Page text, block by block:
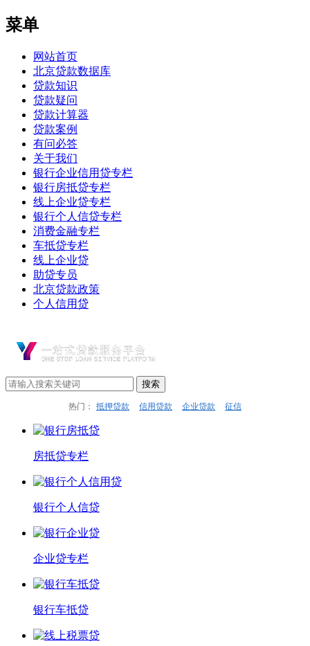
菜单
网站首页
北京贷款数据库
贷款知识
贷款疑问
贷款计算器
贷款案例
有问必答
关于我们
银行企业信用贷专栏
银行房抵贷专栏
线上企业贷专栏
银行个人信贷专栏
消费金融专栏
车抵贷专栏
线上企业贷
助贷专员
北京贷款政策
个人信用贷
热门： 抵押贷款 信用贷款 企业贷款 征信
房抵贷专栏
银行个人信贷
企业贷专栏
银行车抵贷